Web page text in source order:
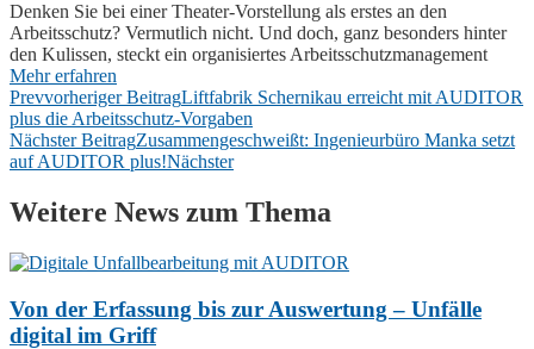
Denken Sie bei einer Theater-Vorstellung als erstes an den
Arbeitsschutz? Vermutlich nicht. Und doch, ganz besonders hinter
den Kulissen, steckt ein organisiertes Arbeitsschutzmanagement
Mehr erfahren
Prevvorheriger BeitragLiftfabrik Schernikau erreicht mit AUDITOR
plus die Arbeitsschutz-Vorgaben
Nächster BeitragZusammengeschweißt: Ingenieurbüro Manka setzt
auf AUDITOR plus!Nächster
Weitere News zum Thema
Von der Erfassung bis zur Auswertung – Unfälle
digital im Griff